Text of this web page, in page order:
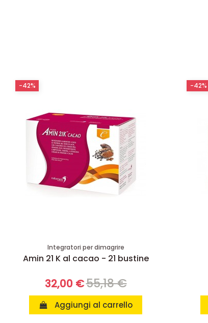
Integratori per dimagrire
Amin 21 K al cacao - 21 bustine
32,00 €55,18 €
Aggiungi al carrello
-42% -42%